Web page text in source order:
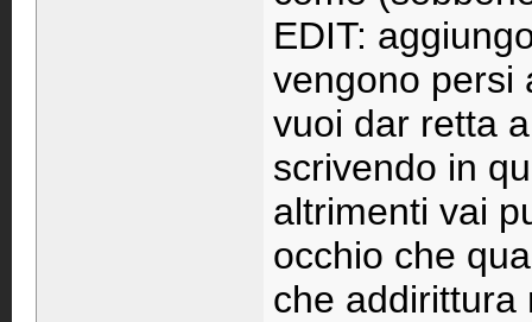
EDIT:
vengono persi
vuoi dar retta
scrivendo in
altrimenti vai
occhio che
che addirittura